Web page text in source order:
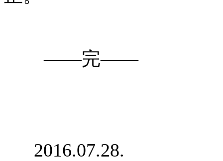
——完——
2016.07.28.